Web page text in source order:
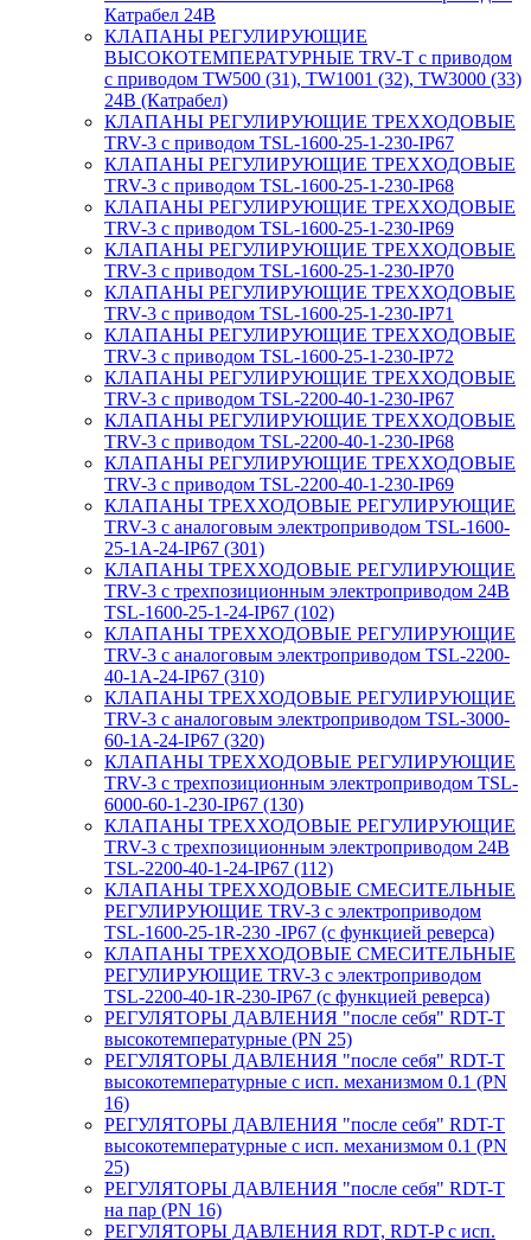
Катрабел 24В
КЛАПАНЫ РЕГУЛИРУЮЩИЕ
ВЫСОКОТЕМПЕРАТУРНЫЕ TRV-T с приводом
с приводом TW500 (31), TW1001 (32), TW3000 (33)
24В (Катрабел)
КЛАПАНЫ РЕГУЛИРУЮЩИЕ ТРЕХХОДОВЫЕ
TRV-3 с приводом TSL-1600-25-1-230-IP67
КЛАПАНЫ РЕГУЛИРУЮЩИЕ ТРЕХХОДОВЫЕ
TRV-3 с приводом TSL-1600-25-1-230-IP68
КЛАПАНЫ РЕГУЛИРУЮЩИЕ ТРЕХХОДОВЫЕ
TRV-3 с приводом TSL-1600-25-1-230-IP69
КЛАПАНЫ РЕГУЛИРУЮЩИЕ ТРЕХХОДОВЫЕ
TRV-3 с приводом TSL-1600-25-1-230-IP70
КЛАПАНЫ РЕГУЛИРУЮЩИЕ ТРЕХХОДОВЫЕ
TRV-3 с приводом TSL-1600-25-1-230-IP71
КЛАПАНЫ РЕГУЛИРУЮЩИЕ ТРЕХХОДОВЫЕ
TRV-3 с приводом TSL-1600-25-1-230-IP72
КЛАПАНЫ РЕГУЛИРУЮЩИЕ ТРЕХХОДОВЫЕ
TRV-3 с приводом TSL-2200-40-1-230-IP67
КЛАПАНЫ РЕГУЛИРУЮЩИЕ ТРЕХХОДОВЫЕ
TRV-3 с приводом TSL-2200-40-1-230-IP68
КЛАПАНЫ РЕГУЛИРУЮЩИЕ ТРЕХХОДОВЫЕ
TRV-3 с приводом TSL-2200-40-1-230-IP69
КЛАПАНЫ ТРЕХХОДОВЫЕ РЕГУЛИРУЮЩИЕ
TRV-3 с аналоговым электроприводом TSL-1600-
25-1А-24-IP67 (301)
КЛАПАНЫ ТРЕХХОДОВЫЕ РЕГУЛИРУЮЩИЕ
TRV-3 с трехпозиционным электроприводом 24В
TSL-1600-25-1-24-IP67 (102)
КЛАПАНЫ ТРЕХХОДОВЫЕ РЕГУЛИРУЮЩИЕ
TRV-3 с аналоговым электроприводом TSL-2200-
40-1А-24-IP67 (310)
КЛАПАНЫ ТРЕХХОДОВЫЕ РЕГУЛИРУЮЩИЕ
TRV-3 с аналоговым электроприводом TSL-3000-
60-1А-24-IP67 (320)
КЛАПАНЫ ТРЕХХОДОВЫЕ РЕГУЛИРУЮЩИЕ
TRV-3 с трехпозиционным электроприводом TSL-
6000-60-1-230-IP67 (130)
КЛАПАНЫ ТРЕХХОДОВЫЕ РЕГУЛИРУЮЩИЕ
TRV-3 с трехпозиционным электроприводом 24В
TSL-2200-40-1-24-IP67 (112)
КЛАПАНЫ ТРЕХХОДОВЫЕ СМЕСИТЕЛЬНЫЕ
РЕГУЛИРУЮЩИЕ TRV-3 с электроприводом
TSL-1600-25-1R-230 -IP67 (с функцией реверса)
КЛАПАНЫ ТРЕХХОДОВЫЕ СМЕСИТЕЛЬНЫЕ
РЕГУЛИРУЮЩИЕ TRV-3 с электроприводом
TSL-2200-40-1R-230-IP67 (с функцией реверса)
РЕГУЛЯТОРЫ ДАВЛЕНИЯ "после себя" RDT-T
высокотемпературные (PN 25)
РЕГУЛЯТОРЫ ДАВЛЕНИЯ "после себя" RDT-T
высокотемпературные с исп. механизмом 0.1 (PN
16)
РЕГУЛЯТОРЫ ДАВЛЕНИЯ "после себя" RDT-T
высокотемпературные с исп. механизмом 0.1 (PN
25)
РЕГУЛЯТОРЫ ДАВЛЕНИЯ "после себя" RDT-T
на пар (PN 16)
РЕГУЛЯТОРЫ ДАВЛЕНИЯ RDT, RDT-P с исп.